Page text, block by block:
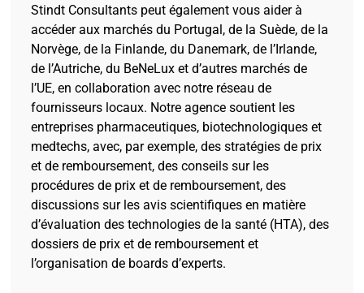
Stindt Consultants peut également vous aider à
accéder aux marchés du Portugal, de la Suède, de la
Norvège, de la Finlande, du Danemark, de l’Irlande,
de l’Autriche, du BeNeLux et d’autres marchés de
l’UE, en collaboration avec notre réseau de
fournisseurs locaux. Notre agence soutient les
entreprises pharmaceutiques, biotechnologiques et
medtechs, avec, par exemple, des stratégies de prix
et de remboursement, des conseils sur les
procédures de prix et de remboursement, des
discussions sur les avis scientifiques en matière
d’évaluation des technologies de la santé (HTA), des
dossiers de prix et de remboursement et
l’organisation de boards d’experts.